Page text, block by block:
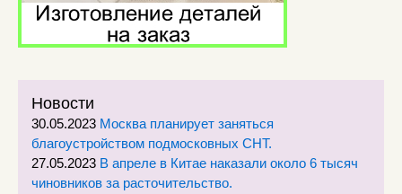
Новости
30.05.2023 Москва планирует заняться
благоустройством подмосковных СНТ.
27.05.2023 В апреле в Китае наказали около 6 тысяч
чиновников за расточительство.